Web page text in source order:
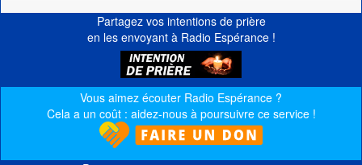
Partagez vos intentions de prière
en les envoyant à Radio Espérance !
Vous aimez écouter Radio Espérance ?
Cela a un coût : aidez-nous à poursuivre ce service !